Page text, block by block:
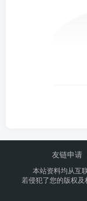
友链申请
本站资料均从互
若侵犯了您的版权